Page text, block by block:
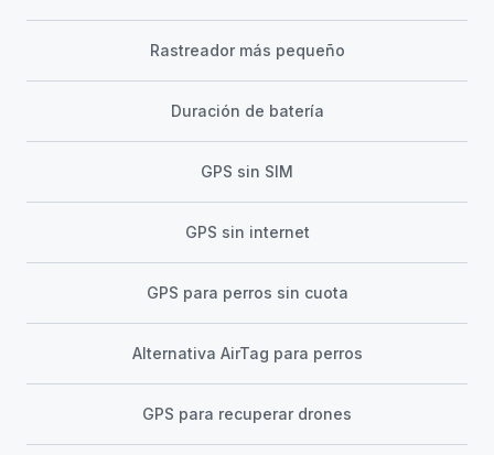
Rastreador más pequeño
Duración de batería
GPS sin SIM
GPS sin internet
GPS para perros sin cuota
Alternativa AirTag para perros
GPS para recuperar drones